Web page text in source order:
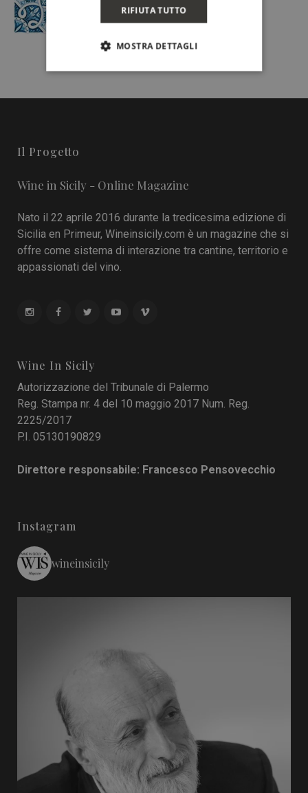
Il Progetto
Wine in Sicily - Online Magazine
Nato il 22 aprile 2016 durante la tredicesima edizione di
Sicilia en Primeur, Wineinsicily.com è un magazine che si
offre come sistema di interazione tra cantine, territorio e
appassionati del vino.
Wine In Sicily
Autorizzazione del Tribunale di Palermo
Reg. Stampa nr. 4 del 10 maggio 2017 Num. Reg.
2225/2017
P.I. 05130190829
Direttore responsabile: Francesco Pensovecchio
Instagram
wineinsicily
RIFIUTA TUTTO
MOSTRA DETTAGLI